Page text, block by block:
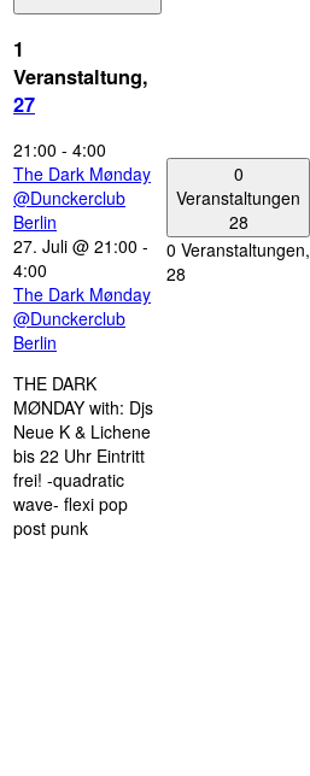
1
Veranstaltung,
27
21:00 - 4:00
The Dark Mønday
@Dunckerclub
Berlin
27. Juli @ 21:00 -
4:00
The Dark Mønday
@Dunckerclub
Berlin
THE DARK
MØNDAY with: Djs
Neue K & Lichene
bis 22 Uhr Eintritt
frei! -quadratic
wave- flexi pop
post punk
0
Veranstaltungen
28
0 Veranstaltungen,
28